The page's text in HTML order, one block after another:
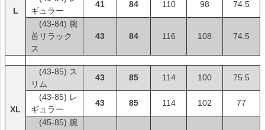
L
ギュラー
41 84 110 98 74.5
(43-84) 腕
首リラック
ス
43 84 116 108 74.5
XL
(43-85) ス
リム
43 85 114 100 75.5
(43-85) レ
ギュラー
43 85 114 102 77
(45-85) 腕